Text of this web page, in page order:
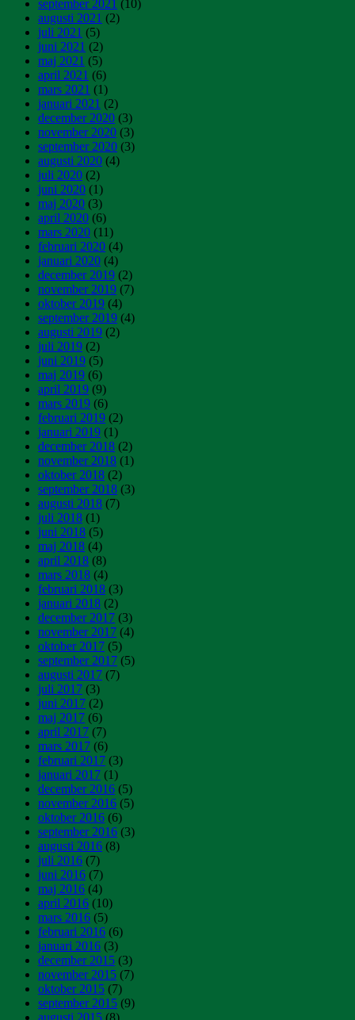
september 2021 (10)
augusti 2021 (2)
juli 2021 (5)
juni 2021 (2)
maj 2021 (5)
april 2021 (6)
mars 2021 (1)
januari 2021 (2)
december 2020 (3)
november 2020 (3)
september 2020 (3)
augusti 2020 (4)
juli 2020 (2)
juni 2020 (1)
maj 2020 (3)
april 2020 (6)
mars 2020 (11)
februari 2020 (4)
januari 2020 (4)
december 2019 (2)
november 2019 (7)
oktober 2019 (4)
september 2019 (4)
augusti 2019 (2)
juli 2019 (2)
juni 2019 (5)
maj 2019 (6)
april 2019 (9)
mars 2019 (6)
februari 2019 (2)
januari 2019 (1)
december 2018 (2)
november 2018 (1)
oktober 2018 (2)
september 2018 (3)
augusti 2018 (7)
juli 2018 (1)
juni 2018 (5)
maj 2018 (4)
april 2018 (8)
mars 2018 (4)
februari 2018 (3)
januari 2018 (2)
december 2017 (3)
november 2017 (4)
oktober 2017 (5)
september 2017 (5)
augusti 2017 (7)
juli 2017 (3)
juni 2017 (2)
maj 2017 (6)
april 2017 (7)
mars 2017 (6)
februari 2017 (3)
januari 2017 (1)
december 2016 (5)
november 2016 (5)
oktober 2016 (6)
september 2016 (3)
augusti 2016 (8)
juli 2016 (7)
juni 2016 (7)
maj 2016 (4)
april 2016 (10)
mars 2016 (5)
februari 2016 (6)
januari 2016 (3)
december 2015 (3)
november 2015 (7)
oktober 2015 (7)
september 2015 (9)